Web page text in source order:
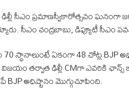
సీఎం ప్రమాణస్వీకారోత్సవం ఘనంగా
సీఎం చంద్రబాబు, డిప్యూటీ సీఎం
70 స్థానాలుంటే ఏకంగా 48 చోట్ల BJP
తర్వాత ఢిల్లీ CMగా ఎవరికి
BJP అధిష్టానం మొగ్గుచూపింది.